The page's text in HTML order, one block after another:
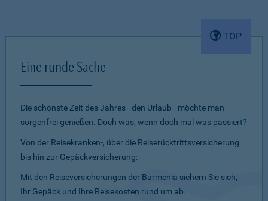
TOP
Eine runde Sache
Die schönste Zeit des Jahres - den Urlaub - möchte man
sorgenfrei genießen. Doch was, wenn doch mal was passiert?
Von der Reisekranken-, über die Reiserücktrittsversicherung
bis hin zur Gepäckversicherung:
Mit den Reiseversicherungen der Barmenia sichern Sie sich,
Ihr Gepäck und Ihre Reisekosten rund um ab.